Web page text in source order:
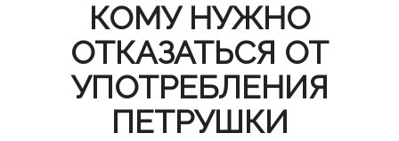
КОМУ НУЖНО
ОТКАЗАТЬСЯ ОТ
УПОТРЕБЛЕНИЯ
ПЕТРУШКИ